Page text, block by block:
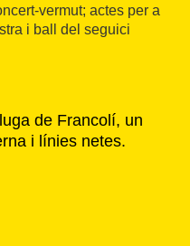
vermut; actes per a
i ball del seguici